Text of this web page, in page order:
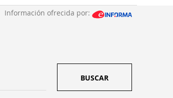
Información ofrecida por:
BUSCAR